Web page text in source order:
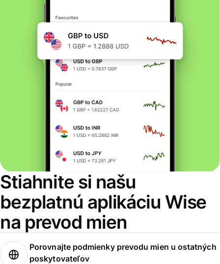
Stiahnite si našu
bezplatnú aplikáciu Wise
na prevod mien
Porovnajte podmienky prevodu mien u ostatných
poskytovateľov